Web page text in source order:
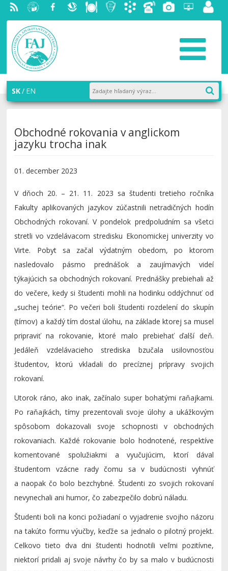
RSS EU v
Bratislave
FacebookSlovenskáStravovanie
ŠtudentskýAkademický
TelefónnyFotogaléria
Helpdesk
SK EN
Obchodné rokovania v anglickom
jazyku trocha inak
01. december 2023
V dňoch 20. – 21. 11. 2023 sa študenti tretieho ročníka
Fakulty aplikovaných jazykov zúčastnili netradičných hodín
Obchodných rokovaní. V pondelok predpoludním sa všetci
stretli vo vzdelávacom stredisku Ekonomickej univerzity vo
Virte. Pobyt sa začal výdatným obedom, po ktorom
nasledovalo pásmo prednášok a zaujímavých videí
týkajúcich sa obchodných rokovaní. Prednášky prebiehali až
do večere, kedy si študenti mohli na hodinku oddýchnuť od
„suchej teórie“. Po večeri boli študenti rozdelení do skupín
(tímov) a každý tím dostal úlohu, na základe ktorej sa musel
pripraviť na rokovanie, ktoré malo prebiehať ďalší deň.
Jedáleň vzdelávacieho strediska bzučala usilovnosťou
študentov, ktorú vkladali do precíznej prípravy svojich
rokovaní.
Utorok ráno, ako inak, začínalo super bohatými raňajkami.
Po raňajkách, tímy prezentovali svoje úlohy a ukážkovým
spôsobom dokazovali svoje schopnosti v obchodných
rokovaniach. Každé rokovanie bolo hodnotené, respektíve
komentované spolužiakmi a vyučujúcim, ktorí dával
študentom vzácne rady čomu sa v budúcnosti vyhnúť
a naopak čo bolo bezchybné. Študenti zo svojich rokovaní
nevynechali ani humor, čo zabezpečilo dobrú náladu.
Študenti boli na konci požiadaní o vyjadrenie svojho názoru
na takúto formu výučby, keďže sa jednalo o pilotný projekt.
Celkovo tieto dva dni študenti hodnotili veľmi pozitívne,
niektorí pridali aj svoje návrhy čo by sa malo v budúcnosti